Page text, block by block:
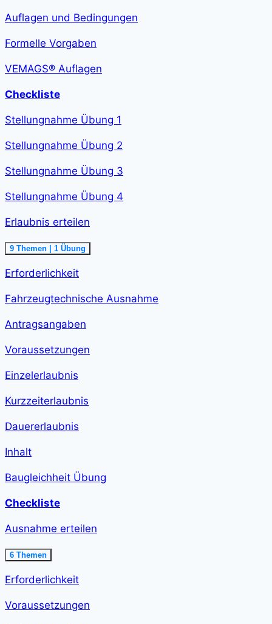
step-
h
36
</span>
Auflagen und Bedingungen
Formelle Vorgaben
VEMAGS® Auflagen
Checkliste
Stellungnahme Übung 1
Stellungnahme Übung 2
Stellungnahme Übung 3
Stellungnahme Übung 4
Erlaubnis erteilen
Ausklappen
Erlaubnis
erteilen<span
step-
h
13
</span>
9 Themen 1 Übung
Erforderlichkeit
Fahrzeugtechnische Ausnahme
Antragsangaben
Voraussetzungen
Einzelerlaubnis
Kurzzeiterlaubnis
Dauererlaubnis
Inhalt
Baugleichheit Übung
Checkliste
Ausnahme erteilen
Ausklappen
Ausnahme
erteilen<span
step-
min
</span>
6 Themen
Erforderlichkeit
Voraussetzungen